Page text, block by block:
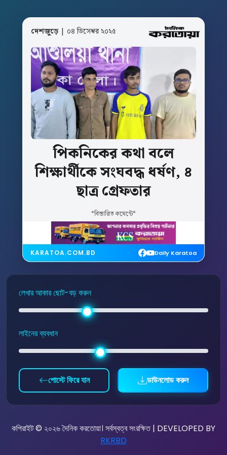
দেশজুড়ে| ০৪ ডিসেম্বর ২০২৫
পিকনিকেরকথাবলে
শিক্ষার্থীকেসংঘবদ্ধধর্ষণ, ৪
ছাত্রগ্রেফতার
*বিস্তারিত কমেন্টে*
KARATOA.COM.BD Daily Karatoa
লেখার আকার ছোট-বড় করুন
লাইনের ব্যবধান
পোস্টে ফিরে যান ডাউনলোড করুন
কপিরাইট © ২০২৬ দৈনিক করতোয়া। সর্বস্বত্ব সংরক্ষিত | DEVELOPED BY
RKRBD